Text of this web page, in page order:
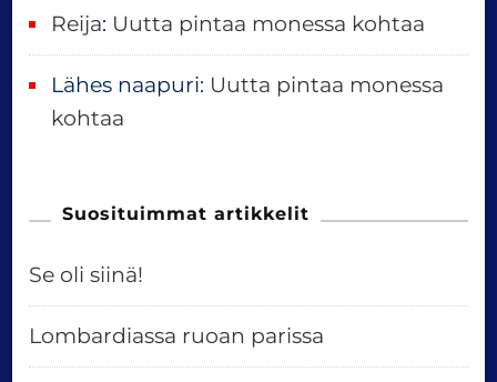
Reija: Uutta pintaa monessa kohtaa
Lähes naapuri: Uutta pintaa monessa
kohtaa
Suosituimmat artikkelit
Se oli siinä!
Lombardiassa ruoan parissa